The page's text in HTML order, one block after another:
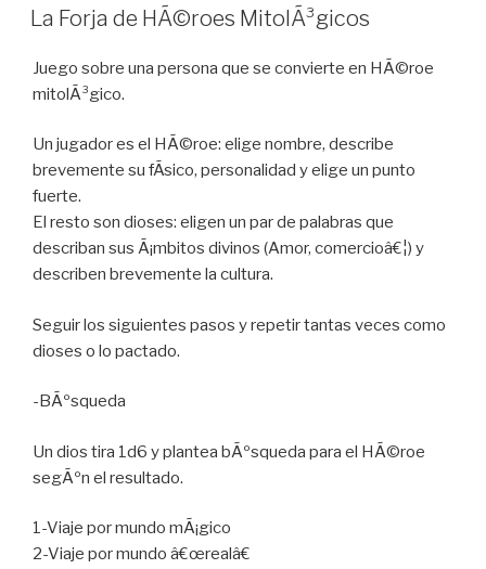
EN
La Forja de HÃ©roes MitolÃ³gicos
Juego sobre una persona que se convierte en HÃ©roe
mitolÃ³gico.
Un jugador es el HÃ©roe: elige nombre, describe
brevemente su fÃ­sico, personalidad y elige un punto
fuerte.
El resto son dioses: eligen un par de palabras que
describan sus Ã¡mbitos divinos (Amor, comercioâ€¦) y
describen brevemente la cultura.
Seguir los siguientes pasos y repetir tantas veces como
dioses o lo pactado.
-BÃºsqueda
Un dios tira 1d6 y plantea bÃºsqueda para el HÃ©roe
segÃºn el resultado.
1-Viaje por mundo mÃ¡gico
2-Viaje por mundo â€œrealâ€